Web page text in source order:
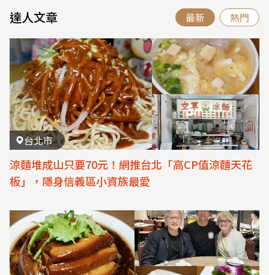
達人文章 最新 熱門
台北市
涼麵堆成山只要70元！網推台北「高CP值涼麵天花
板」，隱身信義區小資族最愛